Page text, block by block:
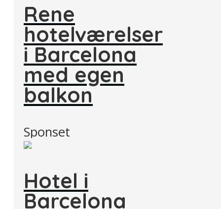
Rene
hotelværelser
i Barcelona
med egen
balkon
Sponset
Hotel i
Barcelona